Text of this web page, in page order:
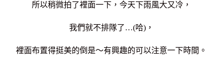
所以稍微拍了裡面一下，今天下雨風大又冷，
我們就不排隊了…(哈)，
裡面布置得挺美的倒是～有興趣的可以注意一下時間。